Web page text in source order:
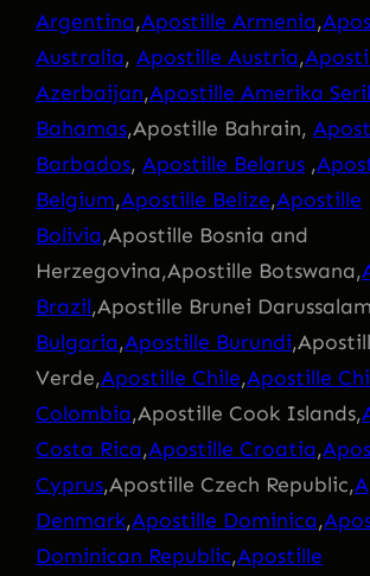
Argentina,Apostille Armenia,
Australia, Apostille Austria,
Azerbaijan,Apostille Amerika
Bahamas,Apostille Bahrain,
Barbados, Apostille Belarus ,
Belgium,Apostille Belize,Apostille
Bolivia,Apostille Bosnia and
Herzegovina,Apostille Botswana,
Brazil,Apostille Brunei
Bulgaria,Apostille Burundi
Verde,Apostille Chile,Apostille
Colombia,Apostille Cook Islands,
Costa Rica,Apostille Croatia,
Cyprus,Apostille Czech Republic,
Denmark,Apostille Dominica,
Dominican Republic,Apostille